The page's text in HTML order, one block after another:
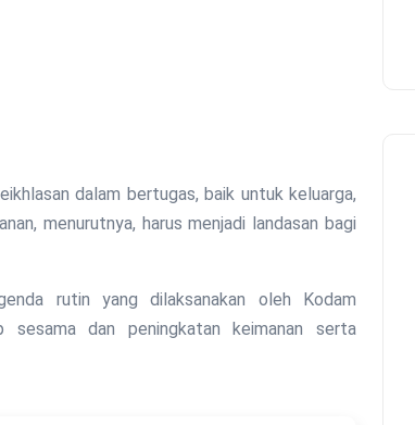
dalam bertugas, baik untuk keluarga,
menurutnya, harus menjadi landasan bagi
rutin yang dilaksanakan oleh Kodam
sesama dan peningkatan keimanan serta